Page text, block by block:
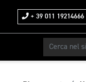
+ 39 011 19214666